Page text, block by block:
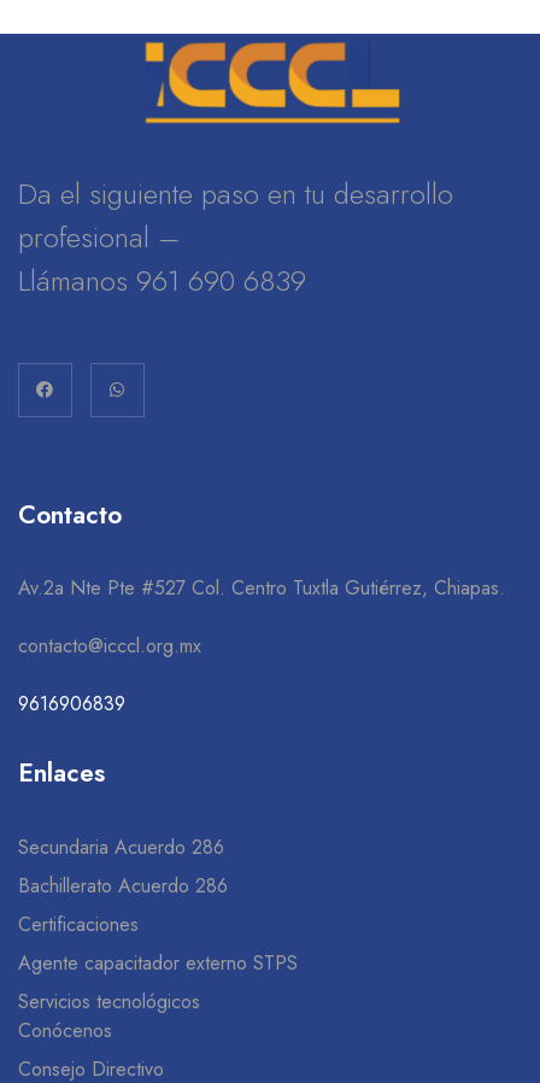
Da el siguiente paso en tu desarrollo
profesional –
Llámanos 961 690 6839
Contacto
Av.2a Nte Pte #527 Col. Centro Tuxtla Gutiérrez, Chiapas.
contacto@icccl.org.mx
9616906839
Enlaces
Secundaria Acuerdo 286
Bachillerato Acuerdo 286
Certificaciones
Agente capacitador externo STPS
Servicios tecnológicos
Conócenos
Consejo Directivo